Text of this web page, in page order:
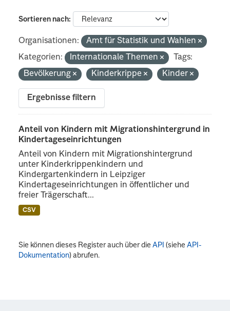
Sortieren nach
Organisationen:
Amt für Statistik und Wahlen
Kategorien:
Internationale Themen
Tags:
Bevölkerung
Kinderkrippe Kinder
Ergebnisse filtern
Anteil von Kindern mit Migrationshintergrund in
Kindertageseinrichtungen
Anteil von Kindern mit Migrationshintergrund
unter Kinderkrippenkindern und
Kindergartenkindern in Leipziger
Kindertageseinrichtungen in öffentlicher und
freier Trägerschaft...
CSV
Sie können dieses Register auch über dieAPI (sieheAPI-
Dokumentation) abrufen.